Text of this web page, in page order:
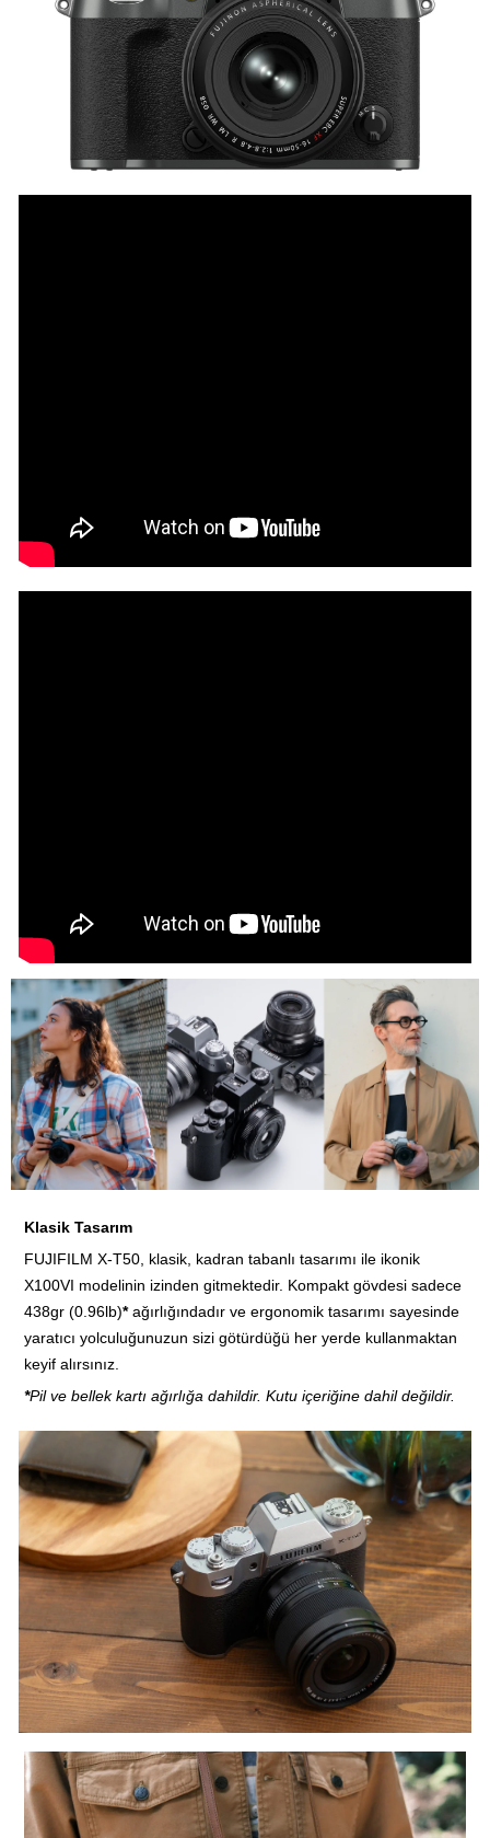
Klasik Tasarım
FUJIFILM X-T50, klasik, kadran tabanlı tasarımı ile ikonik
X100VI modelinin izinden gitmektedir. Kompakt gövdesi sadece
438gr (0.96lb)*ağırlığındadır ve ergonomik tasarımı sayesinde
yaratıcı yolculuğunuzun sizi götürdüğü her yerde kullanmaktan
keyif alırsınız.
*Pil ve bellek kartı ağırlığa dahildir. Kutu içeriğine dahil değildir.